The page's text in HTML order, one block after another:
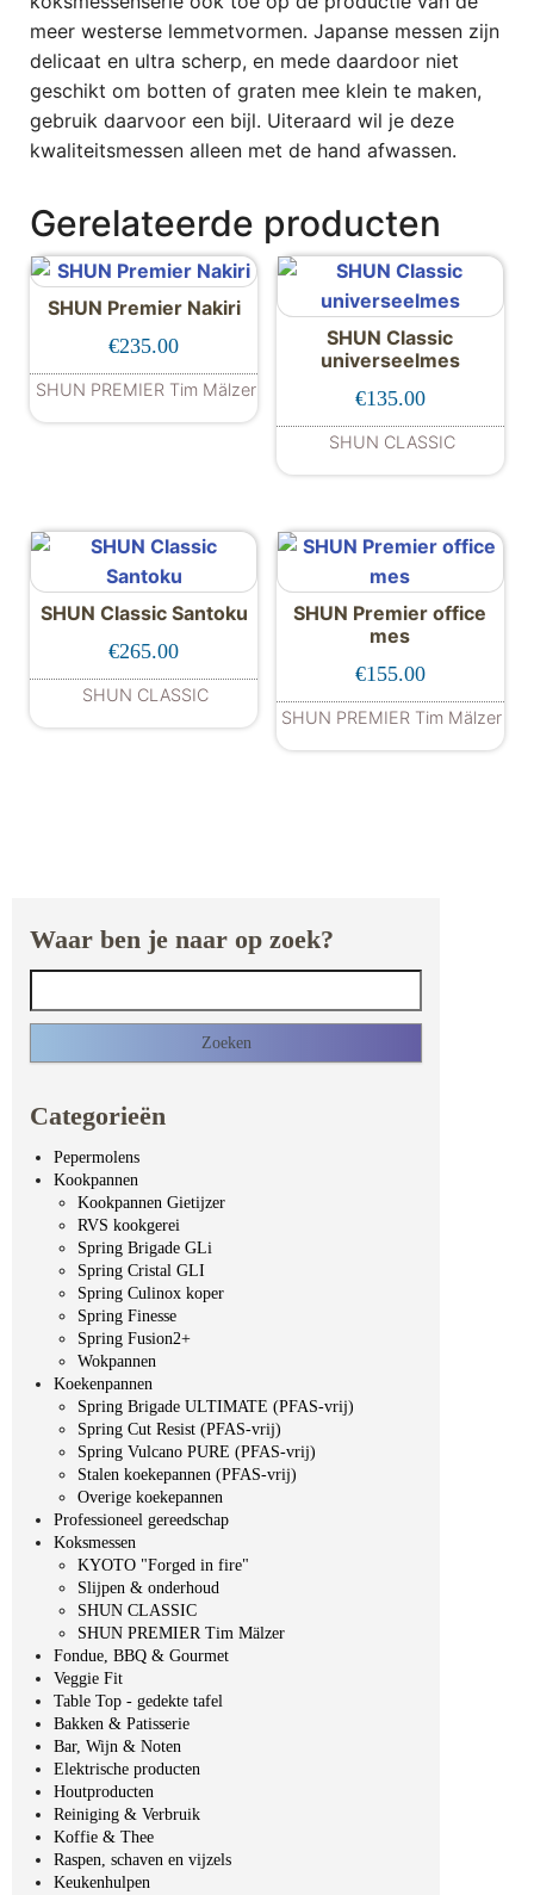
meer westerse lemmetvormen. Japanse messen zijn
delicaat en ultra scherp, en mede daardoor niet
geschikt om botten of graten mee klein te maken,
gebruik daarvoor een bijl. Uiteraard wil je deze
kwaliteitsmessen alleen met de hand afwassen.
Gerelateerde producten
SHUN Premier Nakiri
€235.00
SHUN PREMIER Tim Mälzer
SHUN Classic
universeelmes
€135.00
SHUN CLASSIC
SHUN Classic Santoku
€265.00
SHUN CLASSIC
SHUN Premier office
mes
€155.00
SHUN PREMIER Tim Mälzer
Waar ben je naar op zoek?
Categorieën
Pepermolens
Kookpannen
Kookpannen Gietijzer
RVS kookgerei
Spring Brigade GLi
Spring Cristal GLI
Spring Culinox koper
Spring Finesse
Spring Fusion2+
Wokpannen
Koekenpannen
Spring Brigade ULTIMATE (PFAS-vrij)
Spring Cut Resist (PFAS-vrij)
Spring Vulcano PURE (PFAS-vrij)
Stalen koekepannen (PFAS-vrij)
Overige koekepannen
Professioneel gereedschap
Koksmessen
KYOTO "Forged in fire"
Slijpen & onderhoud
SHUN CLASSIC
SHUN PREMIER Tim Mälzer
Fondue, BBQ & Gourmet
Veggie Fit
Table Top - gedekte tafel
Bakken & Patisserie
Bar, Wijn & Noten
Elektrische producten
Houtproducten
Reiniging & Verbruik
Koffie & Thee
Raspen, schaven en vijzels
Keukenhulpen